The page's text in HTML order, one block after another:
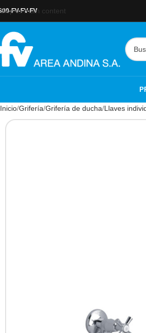
Skip to main content
FV-FV-FV
Inicio Grifería Grifería de ducha Llaves